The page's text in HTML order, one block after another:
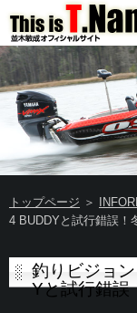
トップページ ＞
4 BUDDYと試行錯誤！
釣りビジョ
Yと試行錯誤